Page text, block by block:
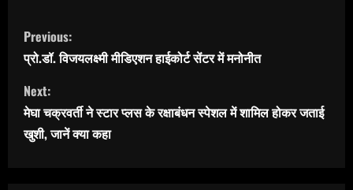
C
o
n
t
i
Previous:
प्रो.डॉ. विजयलक्ष्मी मीडिएशन हाईकोर्ट सेंटर में मनोनीत
Next:
मेघा चक्रवर्ती ने स्टार प्लस के रक्षाबंधन स्पेशल में शामिल होकर जताई
खुशी, जानें क्या कहा